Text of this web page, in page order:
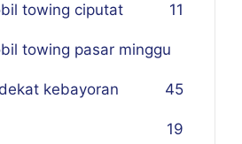
towing ciputat 11
towing pasar minggu
45
kebayoran
19